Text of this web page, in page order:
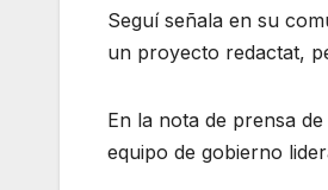
Seguí señala en su
un proyecto redactat,
En la nota de prensa
equipo de gobierno